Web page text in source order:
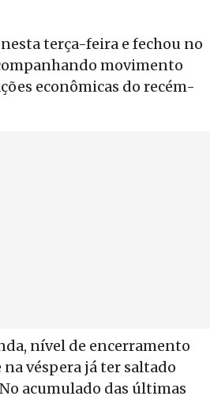
terça-feira e fechou no
movimento
econômicas do recém-
nível de encerramento
na véspera já ter saltado
acumulado das últimas